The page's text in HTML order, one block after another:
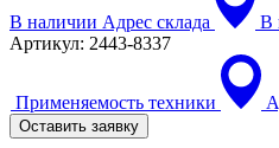
В наличии Адрес склада
В
Артикул: 2443-8337
Применяемость техники
Оставить заявку